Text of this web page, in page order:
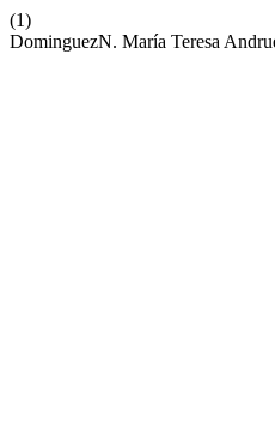
(1)
DominguezN. María Teresa